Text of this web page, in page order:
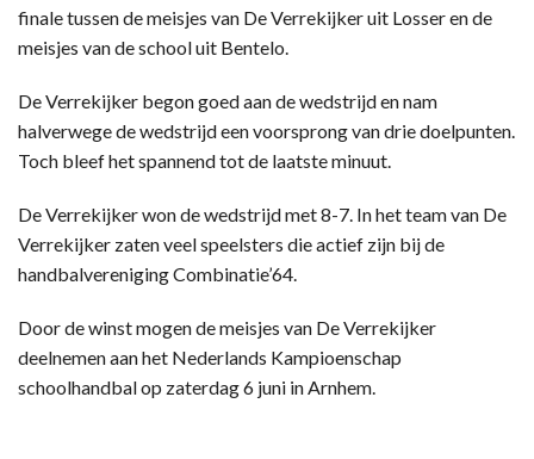
finale tussen de meisjes van De Verrekijker uit Losser en de
meisjes van de school uit Bentelo.
De Verrekijker begon goed aan de wedstrijd en nam
halverwege de wedstrijd een voorsprong van drie doelpunten.
Toch bleef het spannend tot de laatste minuut.
De Verrekijker won de wedstrijd met 8-7. In het team van De
Verrekijker zaten veel speelsters die actief zijn bij de
handbalvereniging Combinatie’64.
Door de winst mogen de meisjes van De Verrekijker
deelnemen aan het Nederlands Kampioenschap
schoolhandbal op zaterdag 6 juni in Arnhem.